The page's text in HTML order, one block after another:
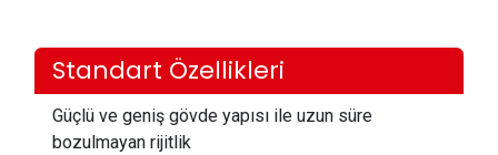
Standart Özellikleri
Güçlü ve geniş gövde yapısı ile uzun süre
bozulmayan rijitlik